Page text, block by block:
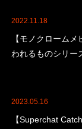
2022.11.18
【モノクローム
われるものシリー
2023.05.16
【Superchat